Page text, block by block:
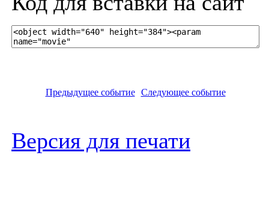
Предыдущее событие Следующее событие
Версия для печати